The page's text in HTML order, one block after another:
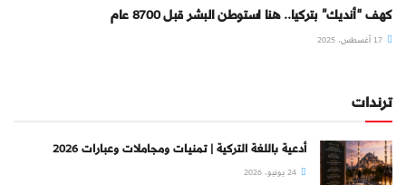
كهف “أنديك” بتركيا.. هنا استوطن البشر قبل 8700 عام
ترندات
أدعية باللغة التركية | تمنيات ومجاملات وعبارات 2026